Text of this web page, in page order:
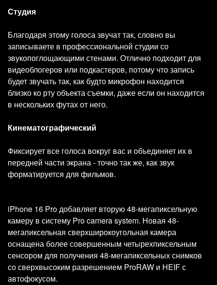
Студия
Благодаря этому голоса звучат так, словно вы
записываете в профессиональной студии со
звукопоглощающими стенами. Отлично подходит для
видеоблогеров или подкастеров, потому что запись
будет звучать так, как будто микрофон находится
близко ко рту объекта съемки, даже если он находится
в нескольких футах от него.
Кинематографический
Фиксирует все голоса вокруг вас и объединяет их в
передней части экрана - точно так же, как звук
форматируется для фильмов.
iPhone 16 Pro добавляет вторую 48-мегапиксельную
камеру в систему Pro camera system. Новая 48-
мегапиксельная сверхширокоугольная камера
оснащена более совершенным четырехпиксельным
сенсором для получения 48-мегапиксельных снимков
со сверхвысоким разрешением ProRAW и HEIF с
автофокусом.